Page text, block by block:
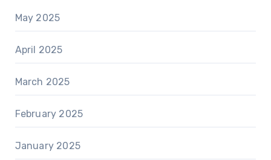
May 2025
April 2025
March 2025
February 2025
January 2025